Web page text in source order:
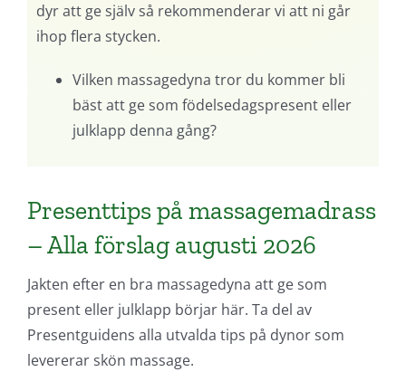
dyr att ge själv så rekommenderar vi att ni går
ihop flera stycken.
Vilken massagedyna tror du kommer bli
bäst att ge som födelsedagspresent eller
julklapp denna gång?
Presenttips på massagemadrass
– Alla förslag augusti 2026
Jakten efter en bra massagedyna att ge som
present eller julklapp börjar här. Ta del av
Presentguidens alla utvalda tips på dynor som
levererar skön massage.